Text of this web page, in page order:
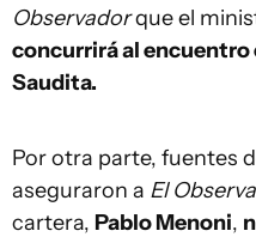
Observadorque el
concurrirá al encuentro
Saudita.
Por otra parte, fuentes
aseguraron a El
cartera, Pablo Menoni,